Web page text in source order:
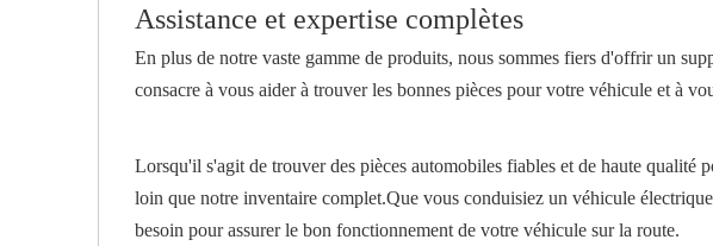
Assistance et expertise complètes
En plus de notre vaste gamme de produits, nous sommes fiers d'offrir un
consacre à vous aider à trouver les bonnes pièces pour votre véhicule et à
Lorsqu'il s'agit de trouver des pièces automobiles fiables et de haute qualité
loin que notre inventaire complet.Que vous conduisiez un véhicule
besoin pour assurer le bon fonctionnement de votre véhicule sur la route.